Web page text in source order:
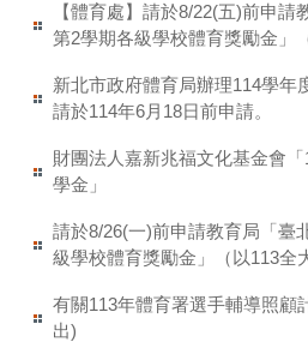
【體育處】請於8/22(五)前申
第2學期各級學校體育獎勵金」
新北市政府體育局辦理114學年
請於114年6月18日前申請。
財團法人嘉新兆福文化基金會
學金」
請於8/26(一)前申請教育局「臺
級學校體育獎勵金」（以113全
有關113年體育署選手輔導照顧
出)